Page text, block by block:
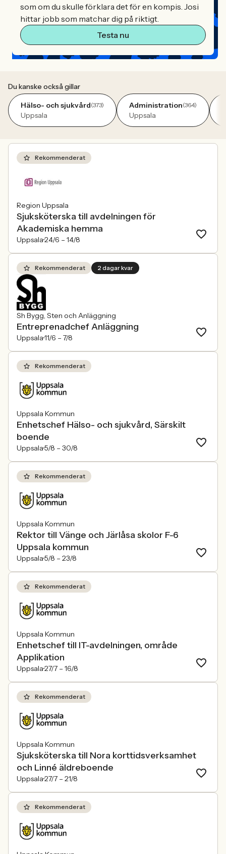
som om du skulle förklara det för en kompis. Josi
hittar jobb som matchar dig på riktigt.
Testa nu
Du kanske också gillar
Hälso- och sjukvård(373)
Uppsala
Administration(364)
Uppsala
Rekommenderat
Region Uppsala
Sjuksköterska till avdelningen för
Akademiska hemma
Uppsala24/6 – 14/8
Rekommenderat 2 dagar kvar
Sh Bygg, Sten och Anläggning
Entreprenadchef Anläggning
Uppsala11/6 – 7/8
Rekommenderat
Uppsala Kommun
Enhetschef Hälso- och sjukvård, Särskilt
boende
Uppsala5/8 – 30/8
Rekommenderat
Uppsala Kommun
Rektor till Vänge och Järlåsa skolor F-6
Uppsala kommun
Uppsala5/8 – 23/8
Rekommenderat
Uppsala Kommun
Enhetschef till IT-avdelningen, område
Applikation
Uppsala27/7 – 16/8
Rekommenderat
Uppsala Kommun
Sjuksköterska till Nora korttidsverksamhet
och Linné äldreboende
Uppsala27/7 – 21/8
Rekommenderat